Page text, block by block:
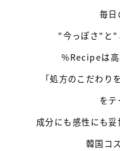
毎日
"今っぽさ"と"
%Recipeは高
「処方のこだわりを
を
成分にも感性にも妥
韓国コ